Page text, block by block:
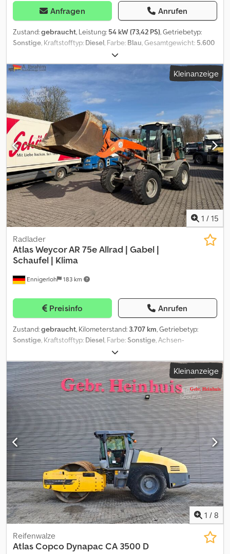
Anfragen Anrufen
Zustand:gebraucht, Leistung: 54 kW (73,42 PS), Getriebetyp:
Sonstige, Kraftstofftyp: Diesel, Farbe: Blau, Gesamtgewicht: 5.600
, Betriebsgewicht:
Ladegewicht:800 kg, Reifengröße:400 / 70 R 20, Achsen-
Konfiguration:2 Achsen, Anzahl der Sitzplätze:
, Erstzulassung:
02/2016 , Emissionsklasse:
Betriebsstunden:2.232 h, Vorderreifengröße:
Hinterreifengröße:
400 / 70 R 20
Radstand:2.000 mm, Ausstattung:
Allradantrieb, Standard-
Schaufel
, Grundfarbe: blau, Diesel Extras in der Ausstattung
Dksdpfozhmm Rjx Amljr Allradantrieb, Schnellwechseleinrichtung,
Standardschaufel, Nutzlast(kg):800 Aufbautyp: Atlas AR 65 E
Radlader aus 1. Hand, Baujahr 02.2016, Betr. Std. abgelesen 2.232 h,
20 km/h Zulassung, 4 Zylinder Deutz Dieselmotor mit 54 KW / 73
PS, Schnellwechsler, Standard Schaufel 2.065 mm breit, 0,95 m³,
Palettengabel
Kleinanzeige
1 / 15
Ennigerloh 183 km
Radlader
AtlasWeycor AR 75e Allrad | Gabel |
Schaufel | Klima
Preisinfo Anrufen
Zustand:gebraucht, Kilometerstand: 3.707 km, Getriebetyp:
Sonstige, Kraftstofftyp: Diesel, Farbe:Sonstige, Achsen-
, Erstzulassung:06/2019
Federung:Sonstige, Betriebsstunden:3.700 h, Fahrerkabine:
Sonstige, Kraftstoff:Diesel, Ausstattung:Ausziehbare Gabel,
Kabine, Klimaanlage, Ansprechpartner Verkauf: Frank Rau /
Russian / English / German - Bachar Ibrahim / Arabic / English /
German - Zulassungsservice, HU/SP/UVV, Überführung zum Hafen
4 x 4, Diesel, feste Anhängerkupplung, Klimaanlage, Original
Dedpfx Amjyupp Njlokr Extras in der Ausstattung Fahrbereit, Video
Aufbautyp: Atlas Weycor AR 75e 2019 Allrad Gabel Schaufel Klima
Irrtümer vorbehalten.
Kleinanzeige
1 / 8
Reifenwalze
Atlas Copco Dynapac CA 3500 D